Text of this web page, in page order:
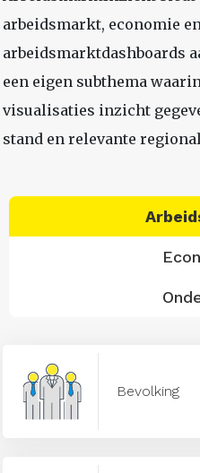
arbeidsmarkt, economie
arbeidsmarktdashboards
een eigen subthema
visualisaties inzicht
stand en relevante
Bevolking